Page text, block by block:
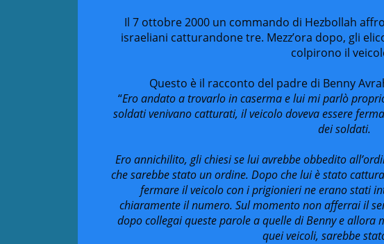
Il 7 ottobre 2000 un commando di Hezbollah
israeliani catturandone tre. Mezz’ora dopo, gli
colpirono il
Questo è il racconto del padre di Benny
“Ero andato a trovarlo in caserma e lui mi parlò
soldati venivano catturati, il veicolo doveva essere
dei soldati.
Ero annichilito, gli chiesi se lui avrebbe obbedito
che sarebbe stato un ordine. Dopo che lui è stato
fermare il veicolo con i prigionieri ne erano stati
chiaramente il numero. Sul momento non afferrai il
dopo collegai queste parole a quelle di Benny e allora
quei veicoli, sarebbe